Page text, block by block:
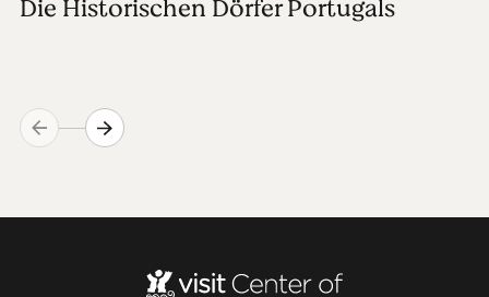
Die Historischen Dörfer Portugals